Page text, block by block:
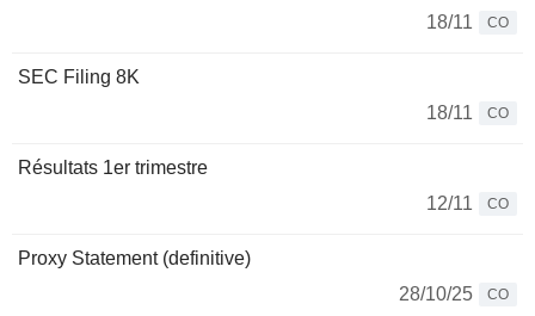
18/11
CO
SEC Filing 8K
18/11
CO
Résultats 1er trimestre
12/11
CO
Proxy Statement (definitive)
28/10/25
CO